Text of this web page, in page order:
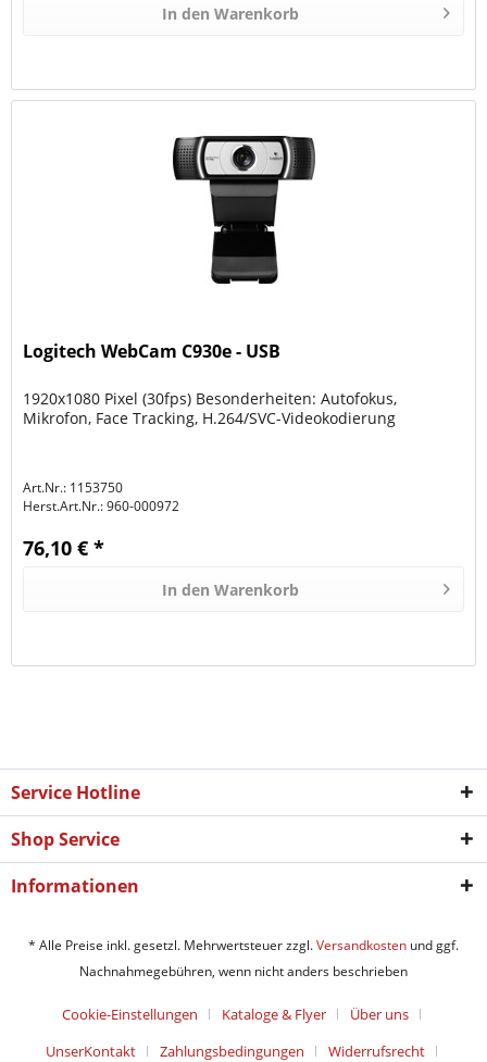
In den Warenkorb
Logitech WebCam C930e - USB
1920x1080 Pixel (30fps) Besonderheiten: Autofokus,
Mikrofon, Face Tracking, H.264/SVC-Videokodierung
Art.Nr.: 1153750
Herst.Art.Nr.:960-000972
76,10 € *
In den Warenkorb
Service Hotline
Shop Service
Informationen
* Alle Preise inkl. gesetzl. Mehrwertsteuer zzgl.Versandkosten und ggf.
Nachnahmegebühren, wenn nicht anders beschrieben
Cookie-Einstellungen Kataloge & Flyer
Über uns
UnserKontakt
Zahlungsbedingungen Widerrufsrecht